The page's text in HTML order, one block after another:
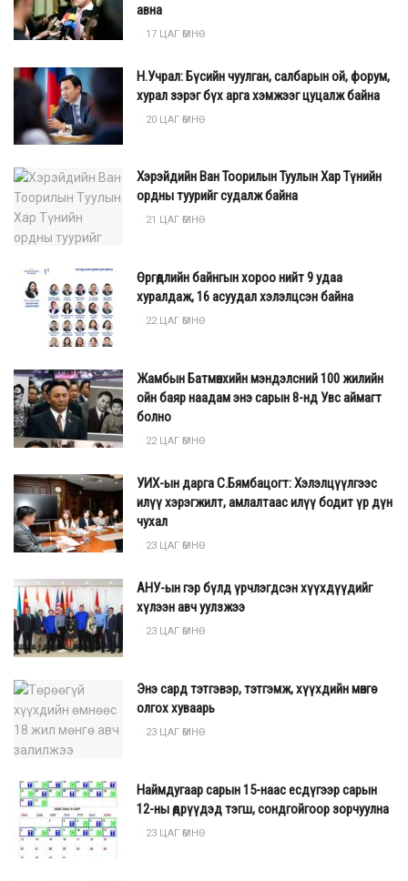
авна
17 ЦАГ ӨМНӨ
Н.Учрал: Бүсийн чуулган, салбарын ой, форум,
хурал зэрэг бүх арга хэмжээг цуцалж байна
20 ЦАГ ӨМНӨ
Хэрэйдийн Ван Тоорилын Туулын Хар Түнийн
ордны туурийг судалж байна
21 ЦАГ ӨМНӨ
Өргөдлийн байнгын хороо нийт 9 удаа
хуралдаж, 16 асуудал хэлэлцсэн байна
22 ЦАГ ӨМНӨ
Жамбын Батмөнхийн мэндэлсний 100 жилийн
ойн баяр наадам энэ сарын 8-нд Увс аймагт
болно
22 ЦАГ ӨМНӨ
УИХ-ын дарга С.Бямбацогт: Хэлэлцүүлгээс
илүү хэрэгжилт, амлалтаас илүү бодит үр дүн
чухал
23 ЦАГ ӨМНӨ
АНУ-ын гэр бүлд үрчлэгдсэн хүүхдүүдийг
хүлээн авч уулзжээ
23 ЦАГ ӨМНӨ
Энэ сард тэтгэвэр, тэтгэмж, хүүхдийн мөнгө
олгох хуваарь
23 ЦАГ ӨМНӨ
Наймдугаар сарын 15-наас есдүгээр сарын
12-ны өдрүүдэд тэгш, сондгойгоор зорчуулна
23 ЦАГ ӨМНӨ